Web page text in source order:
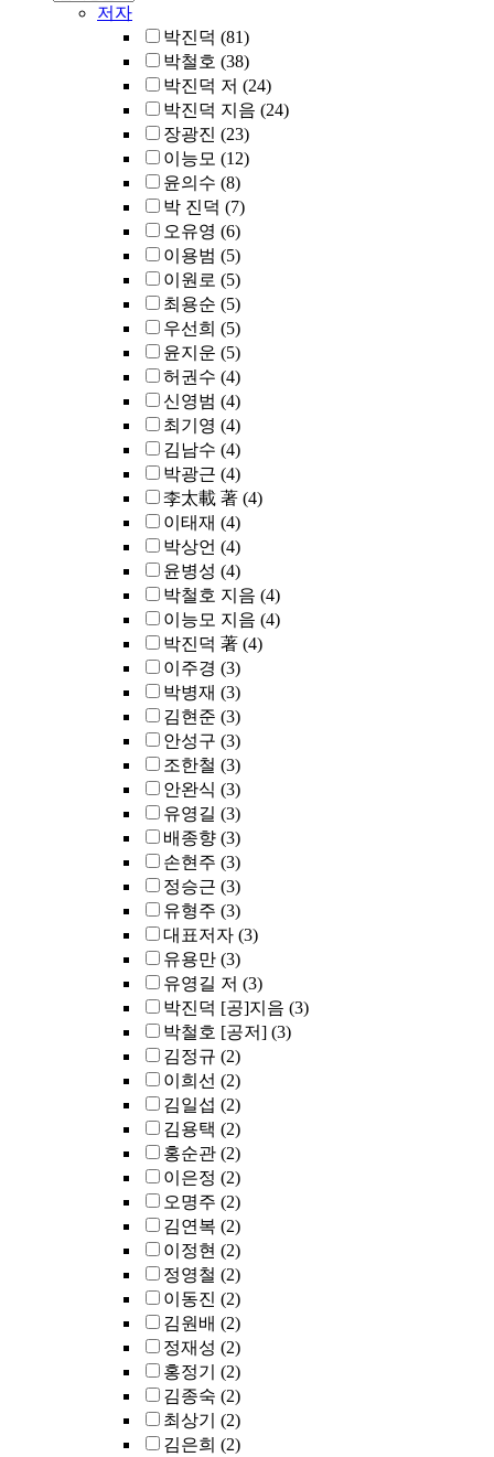
저자
박진덕 (81)
박철호 (38)
박진덕 저 (24)
박진덕 지음 (24)
장광진 (23)
이능모 (12)
윤의수 (8)
박 진덕 (7)
오유영 (6)
이용범 (5)
이원로 (5)
최용순 (5)
우선희 (5)
윤지운 (5)
허권수 (4)
신영범 (4)
최기영 (4)
김남수 (4)
박광근 (4)
李太載 著 (4)
이태재 (4)
박상언 (4)
윤병성 (4)
박철호 지음 (4)
이능모 지음 (4)
박진덕 著 (4)
이주경 (3)
박병재 (3)
김현준 (3)
안성구 (3)
조한철 (3)
안완식 (3)
유영길 (3)
배종향 (3)
손현주 (3)
정승근 (3)
유형주 (3)
대표저자 (3)
유용만 (3)
유영길 저 (3)
박진덕 [공]지음 (3)
박철호 [공저] (3)
김정규 (2)
이희선 (2)
김일섭 (2)
김용택 (2)
홍순관 (2)
이은정 (2)
오명주 (2)
김연복 (2)
이정현 (2)
정영철 (2)
이동진 (2)
김원배 (2)
정재성 (2)
홍정기
(2)
김종숙 (2)
최상기
(2)
김은희 (2)